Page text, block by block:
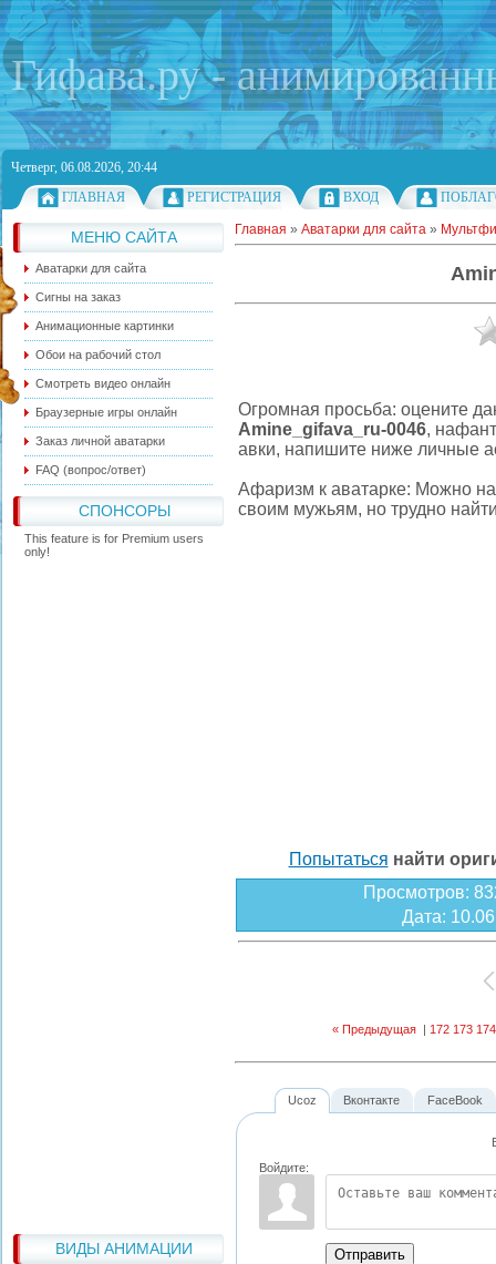
Гифава.ру -
Четверг, 06.08.2026, 20:44
ГЛАВНАЯ
РЕГИСТРАЦИЯ ВХОД
МЕНЮ САЙТА
Аватарки для сайта
Сигны на заказ
Анимационные картинки
Обои на рабочий стол
Смотреть видео онлайн
Браузерные игры онлайн
Заказ личной аватарки
FAQ (вопрос/ответ)
СПОНСОРЫ
This feature is for Premium users
only!
ВИДЫ АНИМАЦИИ
Главная » Аватарки для сайта »
Огромная просьба: оцените
Amine_gifava_ru-0046,
авки, напишите ниже личные
Афаризм к аватарке: Можно
своим мужьям, но трудно
Попытаться найти
Просмотров:
Дата:
« Предыдущая | 172 173 174
Ucoz
Войдите:
Отправить
Вконтакте FaceBook